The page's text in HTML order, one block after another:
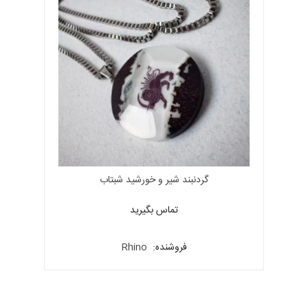
گردنبند شیر و خورشید شبتاب
تماس بگیرید
فروشنده: